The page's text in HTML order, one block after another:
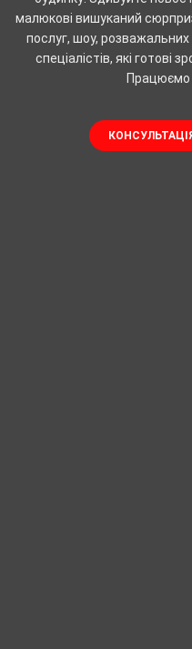
малюкові вишуканий
послуг, шоу, розважальних
спеціалістів, які готові
Працюємо